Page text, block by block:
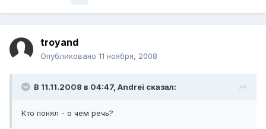
troyand
Опубликовано 11 ноября, 2008
В 11.11.2008 в 04:47, Andrei сказал:
Кто понял - о чем речь?